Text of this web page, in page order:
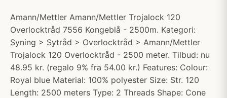
Amann/Mettler Amann/Mettler Trojalock 120
Overlocktråd 7556 Kongeblå - 2500m. Kategori:
Syning > Sytråd > Overlocktråd > Amann/Mettler
Trojalock 120 Overlocktråd - 2500 meter. Tilbud: nu
48.95 kr. (regalo 9% fra 54.00 kr.) Features: Colour:
Royal blue Material: 100% polyester Size: Str. 120
Length: 2500 meters Type: 2 Threads Shape: Cone